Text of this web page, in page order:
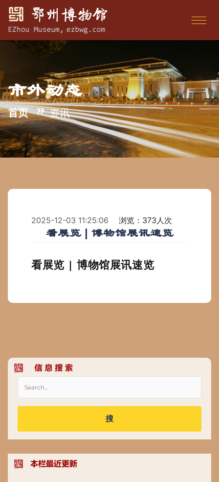
市外动态
首页 资讯
2025-12-03 11:25:06 浏览：373人次
看展览 | 博物馆展讯速览
看展览 | 博物馆展讯速览
搜